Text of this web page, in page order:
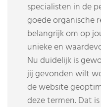
specialisten in de
goede organische
belangrijk om op
unieke en
Nu duidelijk is
jij gevonden wilt
de website
deze termen. Dat